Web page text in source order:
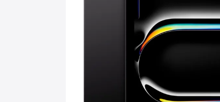
Аксессуары
Квадрокоптеры
Apple TV